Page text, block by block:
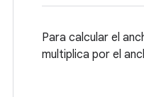
Para calcular el
multiplica por el